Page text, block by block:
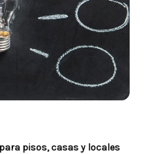
pisos, casas y locales